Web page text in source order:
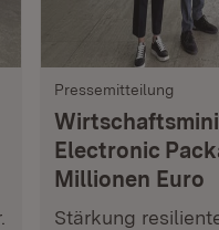
Pressemitteilung
Electronic
Millionen Euro
Stärkung